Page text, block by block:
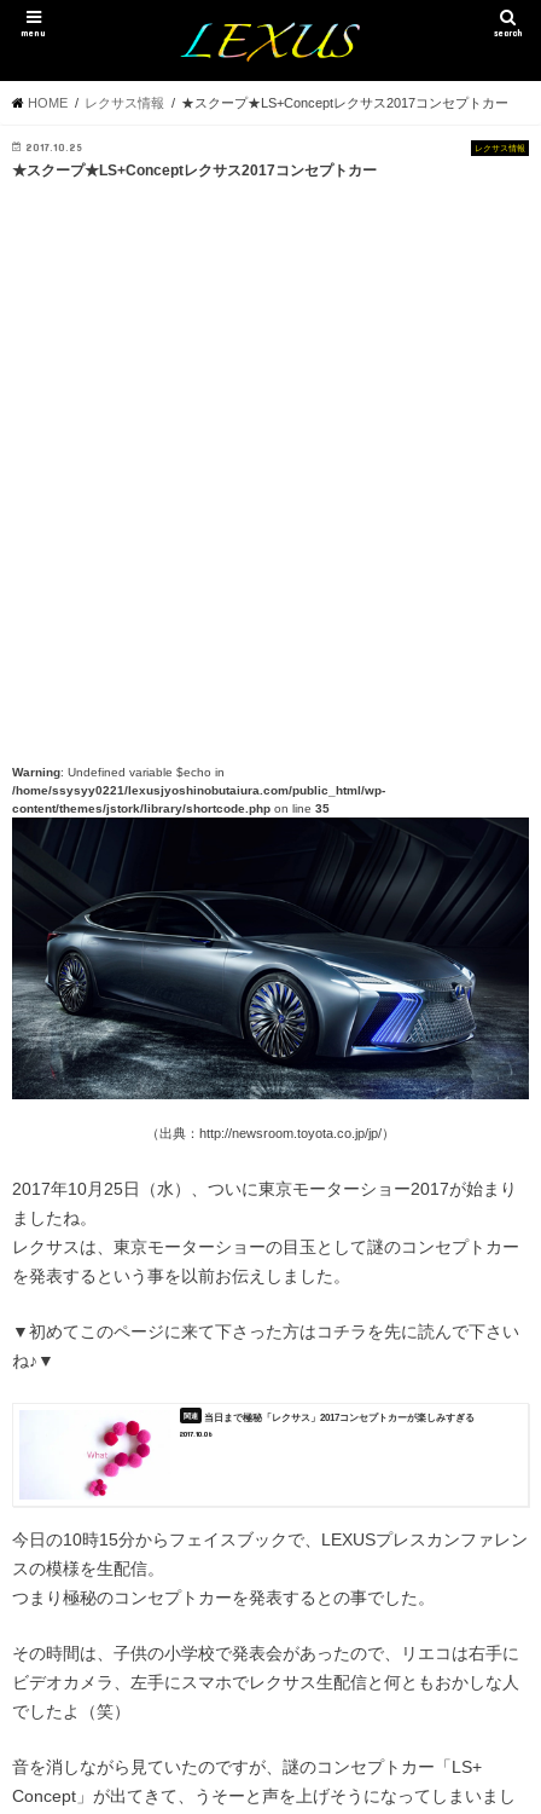
search
menu
HOME レクサス情報 ★スクープ★LS+Conceptレクサス2017コンセプトカー
レクサス情報
2017.10.25
★スクープ★LS+Conceptレクサス2017コンセプトカー
Warning: Undefined variable $echo in
/home/ssysyy0221/lexusjyoshinobutaiura.com/public_html/wp-
content/themes/jstork/library/shortcode.php on line35
（出典：http://newsroom.toyota.co.jp/jp/）
2017年10月25日（水）、ついに東京モーターショー2017が始まり
ましたね。
レクサスは、東京モーターショーの目玉として謎のコンセプトカー
を発表するという事を以前お伝えしました。
▼初めてこのページに来て下さった方はコチラを先に読んで下さい
ね♪▼
当日まで極秘「レクサス」2017コンセプトカーが楽しみすぎる
2017.10.06
今日の10時15分からフェイスブックで、LEXUSプレスカンファレン
スの模様を生配信。
つまり極秘のコンセプトカーを発表するとの事でした。
その時間は、子供の小学校で発表会があったので、リエコは右手に
ビデオカメラ、左手にスマホでレクサス生配信と何ともおかしな人
でしたよ（笑）
音を消しながら見ていたのですが、謎のコンセプトカー「LS+
Concept」が出てきて、うそーと声を上げそうになってしまいまし